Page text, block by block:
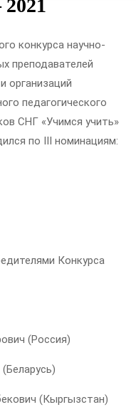
конкурса научно-
преподавателей
организаций
педагогического
СНГ «Учимся учить»
по III номинациям:
Конкурса
(Россия)
(Кыргызстан)